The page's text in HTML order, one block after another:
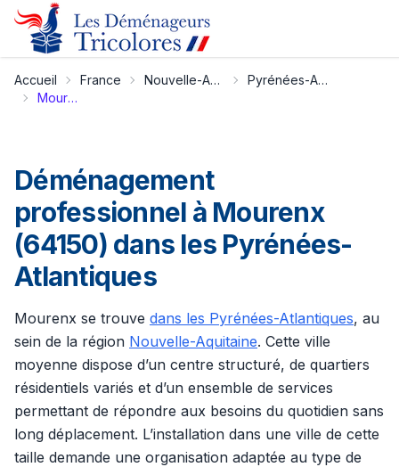
Accueil France Nouvelle-Aquitaine
Pyrénées-Atlantiques
Mourenx
Déménagement
professionnel à Mourenx
(64150) dans les Pyrénées-
Atlantiques
Mourenx se trouve dans les Pyrénées-Atlantiques, au
sein de la région Nouvelle-Aquitaine. Cette ville
moyenne dispose d’un centre structuré, de quartiers
résidentiels variés et d’un ensemble de services
permettant de répondre aux besoins du quotidien sans
long déplacement. L’installation dans une ville de cette
taille demande une organisation adaptée au type de